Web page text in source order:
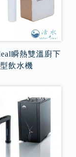
瞬熱雙溫廚下
型飲水機